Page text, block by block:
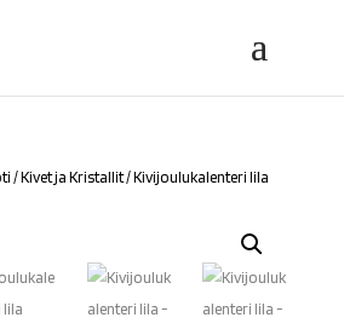
/Kivet ja Kristallit/ Kivijoulukalenteri lila